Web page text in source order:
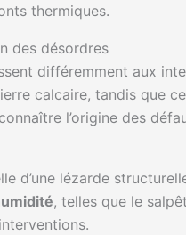
thermiques.
des désordres
différemment aux
calcaire, tandis que
l’origine des
d’une lézarde
, telles que le